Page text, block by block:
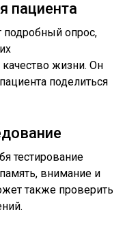
пациента
подробный опрос,
жизни. Он
поделиться
тестирование
внимание и
также проверить